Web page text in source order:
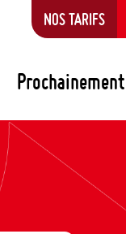
Prochainement
NOS TARIFS